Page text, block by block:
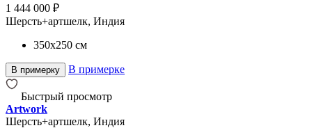
1 444 000 ₽
Шерсть+артшелк, Индия
350x250 см
В примерку В примерке
Быстрый просмотр
Artwork
Шерсть+артшелк, Индия